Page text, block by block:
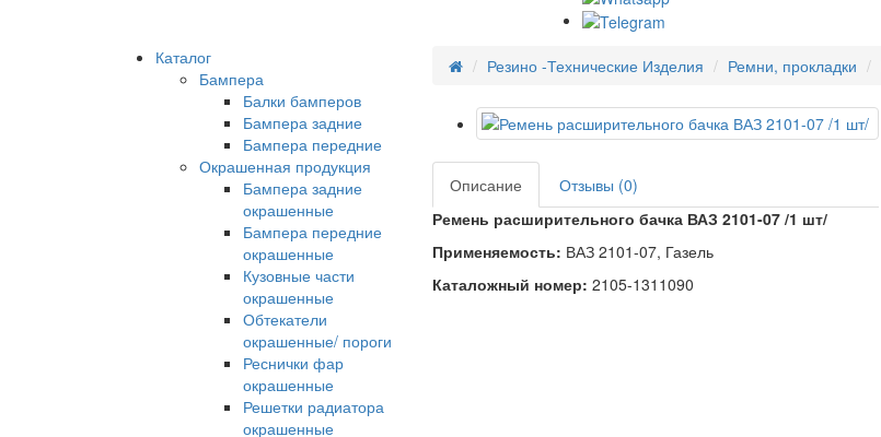
Каталог
Бампера
Балки бамперов
Бампера задние
Бампера передние
Окрашенная продукция
Бампера задние
окрашенные
Бампера передние
окрашенные
Кузовные части
окрашенные
Обтекатели
окрашенные/ пороги
Реснички фар
окрашенные
Решетки радиатора
окрашенные
Резино -Технические Изделия Ремни, прокладки
Описание
Отзывы (0)
Ремень расширительного бачка ВАЗ 2101-07 /1 шт/
Применяемость: ВАЗ 2101-07, Газель
Каталожный номер: 2105-1311090